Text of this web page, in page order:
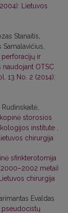
Lietuvos
Stanaitis,
perforacijų ir
OTSC
13 No. 2 (2014):
storosios
institute
chirurgija
sfinkterotomija
metai)
chirurgija
Evaldas
pseudocistų